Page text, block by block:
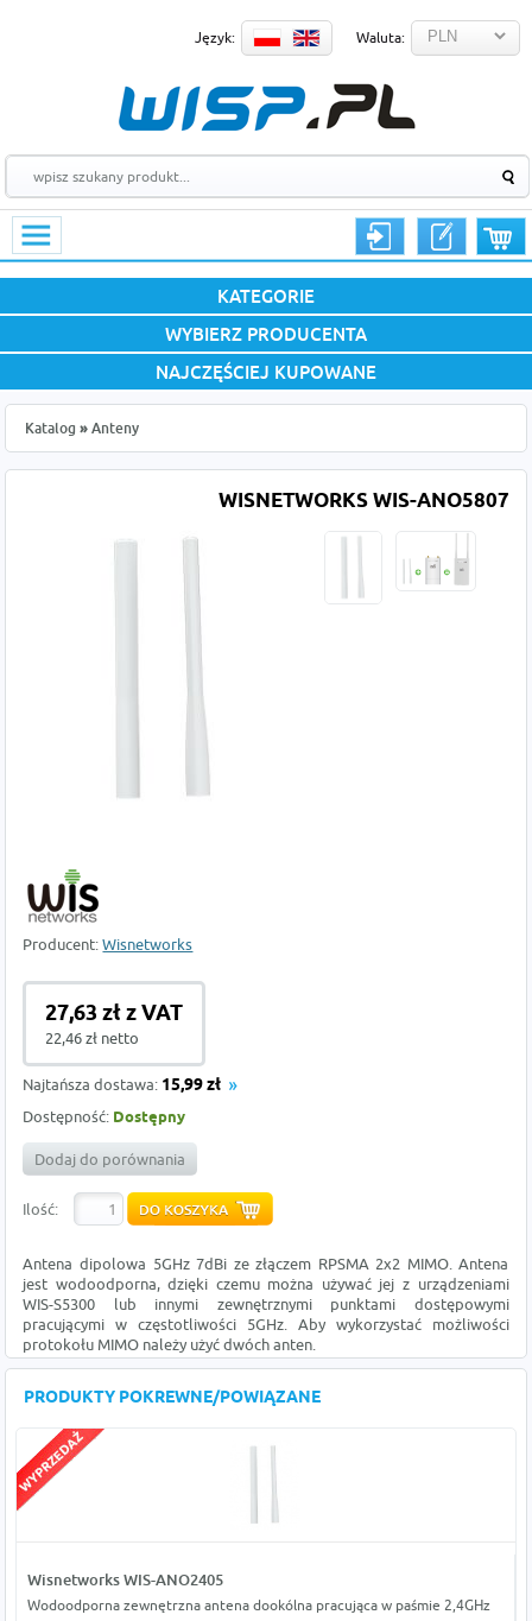
Język: Waluta:
KATEGORIE
WYBIERZ PRODUCENTA
NAJCZĘŚCIEJ KUPOWANE
Katalog » Anteny
WISNETWORKS WIS-ANO5807
Producent:Wisnetworks
27,63 zł z VAT
22,46 zł netto
Najtańsza dostawa: 15,99 zł
Dostępność: Dostępny
Dodaj do porównania
Ilość:
Antena dipolowa 5GHz 7dBi ze złączem RPSMA 2x2 MIMO. Antena
jest wodoodporna, dzięki czemu można używać jej z urządzeniami
WIS-S5300 lub innymi zewnętrznymi punktami dostępowymi
pracującymi w częstotliwości 5GHz. Aby wykorzystać możliwości
protokołu MIMO należy użyć dwóch anten.
PRODUKTY POKREWNE/POWIĄZANE
Wisnetworks WIS-ANO2405
Wodoodporna zewnętrzna antena dookólna pracująca w paśmie 2,4GHz